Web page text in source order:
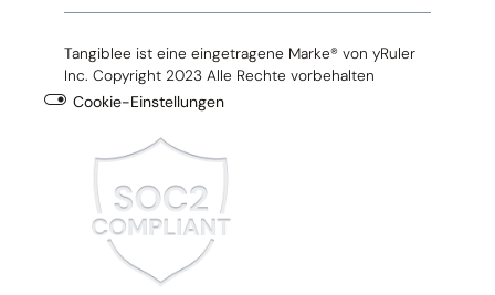
Tangiblee ist eine eingetragene Marke® von yRuler
Inc. Copyright 2023 Alle Rechte vorbehalten
Cookie-Einstellungen